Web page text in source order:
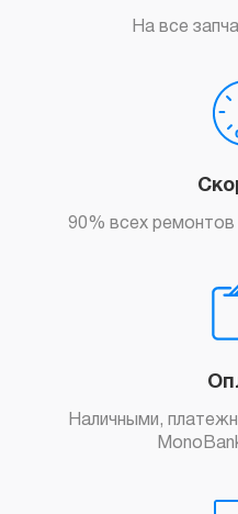
На все
90% всех
Наличными,